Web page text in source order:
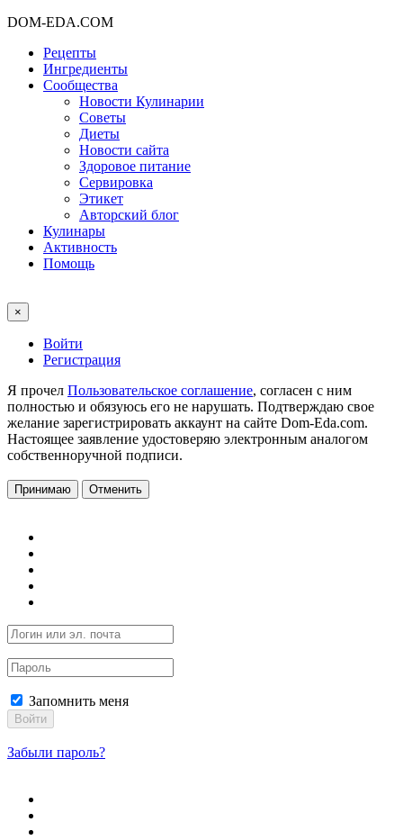
DOM-EDA.COM
Рецепты
Ингредиенты
Сообщества
Новости Кулинарии
Советы
Диеты
Новости сайта
Здоровое питание
Сервировка
Этикет
Авторский блог
Кулинары
Активность
Помощь
×
Войти
Регистрация
Я прочел Пользовательское соглашение, согласен с ним
полностью и обязуюсь его не нарушать. Подтверждаю свое
желание зарегистрировать аккаунт на сайте Dom-Eda.com.
Настоящее заявление удостоверяю электронным аналогом
собственноручной подписи.
Принимаю Отменить
Запомнить меня
Войти
Забыли пароль?